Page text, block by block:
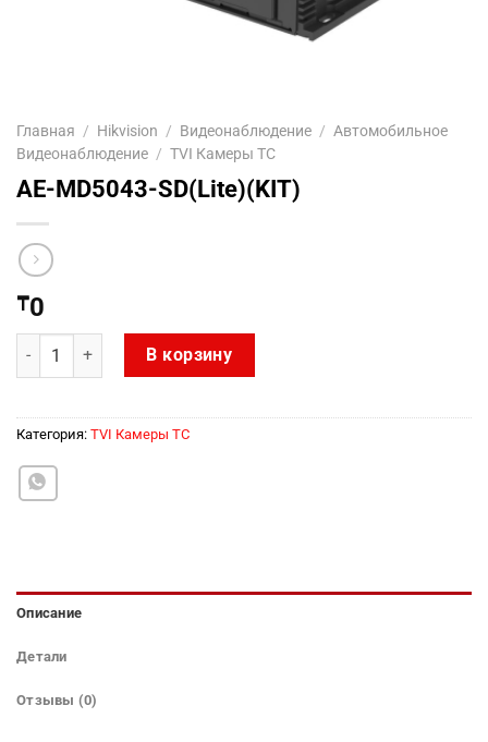
Главная / Hikvision / Видеонаблюдение / Автомобильное
Видеонаблюдение / TVI Камеры ТС
AE-MD5043-SD(Lite)(KIT)
₸0
Количество товара AE-MD5043-SD(Lite)(KIT)
В корзину
Категория: TVI Камеры ТС
Описание
Детали
Отзывы (0)